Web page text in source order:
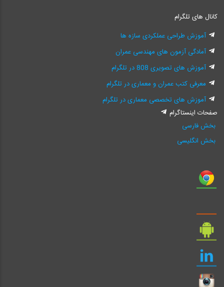
کانال های تلگرام
آموزش طراحی عملکردی سازه ها
آمادگی آزمون های مهندسی عمران
آموزش های تصویری 808 در تلگرام
معرفی کتب عمران و معماری در تلگرام
آموزش های تخصصی معماری در تلگرام
صفحات اینستاگرام
بخش فارسی
بخش انگلیسی